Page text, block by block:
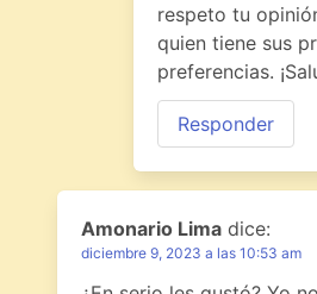
respeto tu
quien tiene sus
preferencias.
Responder
Amonario Lima dice:
diciembre 9, 2023 a las 10:53 am